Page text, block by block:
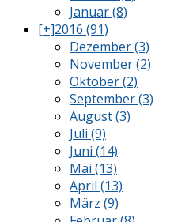
Januar (8)
[+]2016 (91)
Dezember (3)
November (2)
Oktober (2)
September (3)
August (3)
Juli (9)
Juni (14)
Mai (13)
April (13)
März (9)